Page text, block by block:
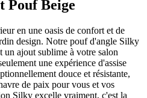
Pouf Beige
en une oasis de confort et de
design. Notre pouf d'angle Silky
un ajout sublime à votre salon
une expérience d'assise
douce et résistante,
de paix pour vous et vos
Silky excelle vraiment, c'est la